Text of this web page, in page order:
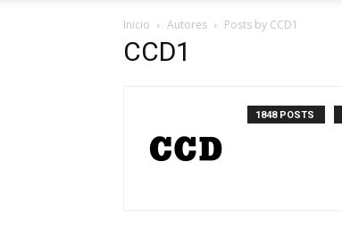
Inicio Autores Posts by CCD1
CCD1
1848 POSTS